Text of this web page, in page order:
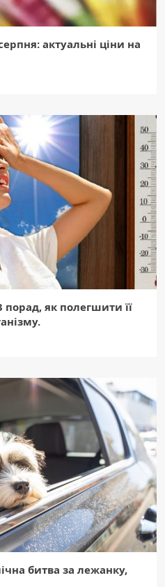
актуальні ціни на
порад, як полегшити її
битва за лежанку,